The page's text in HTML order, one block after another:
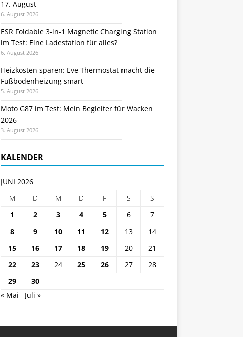
17. August
6. August 2026
ESR Foldable 3-in-1 Magnetic Charging Station
im Test: Eine Ladestation für alles?
6. August 2026
Heizkosten sparen: Eve Thermostat macht die
Fußbodenheizung smart
5. August 2026
Moto G87 im Test: Mein Begleiter für Wacken
2026
3. August 2026
KALENDER
JUNI 2026
M
D M D F S
S
1
2 3 4 5 6
7
8
9 10 11 12 13
14
15
16 17 18 19 20
21
22
23 24 25 26 27
28
29
30
« Mai
Juli »